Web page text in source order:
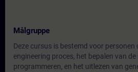
Målgruppe
Deze cursus is bestemd voor personen
engineering proces, het bepalen van
programmeren, en het uitlezen van